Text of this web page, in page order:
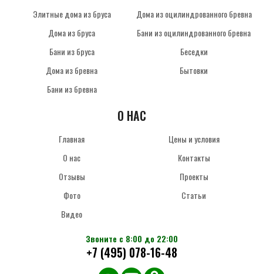
Элитные дома из бруса
Дома из бруса
Бани из бруса
Дома из бревна
Бани из бревна
Дома из оцилиндрованного бревна
Бани из оцилиндрованного бревна
Беседки
Бытовки
О НАС
Главная
О нас
Отзывы
Фото
Видео
Цены и условия
Контакты
Проекты
Статьи
Звоните с 8:00 до 22:00
+7 (495) 078-16-48